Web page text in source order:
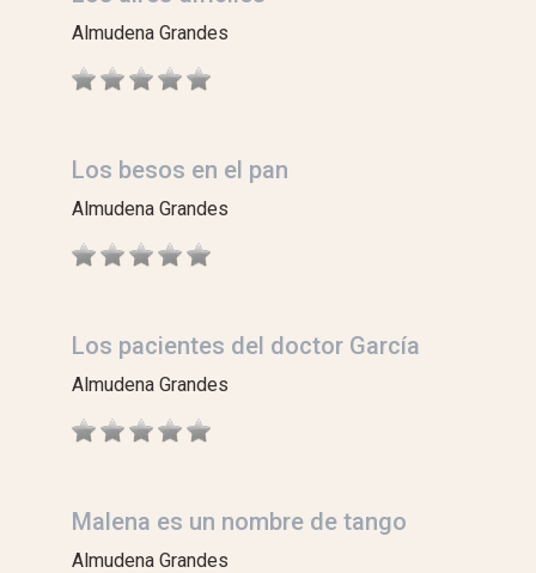
Almudena Grandes
Los besos en el pan
Almudena Grandes
Los pacientes del doctor García
Almudena Grandes
Malena es un nombre de tango
Almudena Grandes